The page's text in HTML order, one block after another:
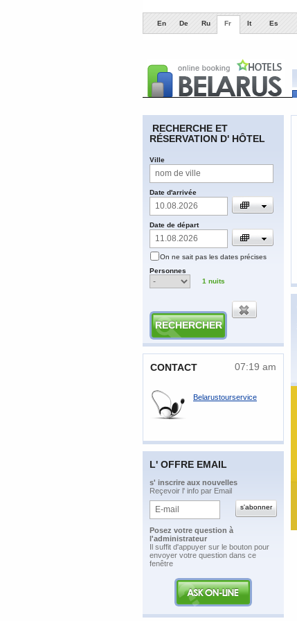
En De Ru Fr It Es
​RECHERCHE ET
RÉSERVATION D' HÔTEL
​Ville
​Date d'arrivée
​Date de départ
​On ne sait pas les dates précises
​Personnes
1 nuits
CONTACT 07:19 am
Belarustourservice
L' OFFRE EMAIL
​s' inscrire aux nouvelles
Reçevoir l' info par Email
Posez votre question à
l'administrateur
​Il suffit d'appuyer sur le bouton pour
envoyer votre question dans ce
fenêtre